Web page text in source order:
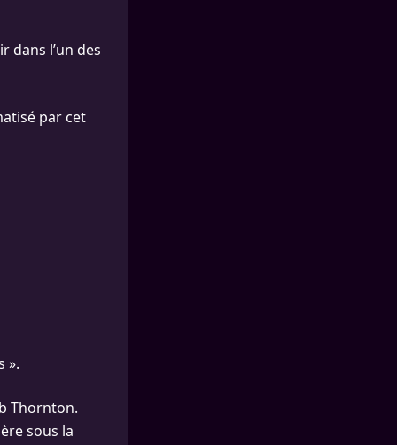
dans l’un des
par cet
».
Thornton.
sous la